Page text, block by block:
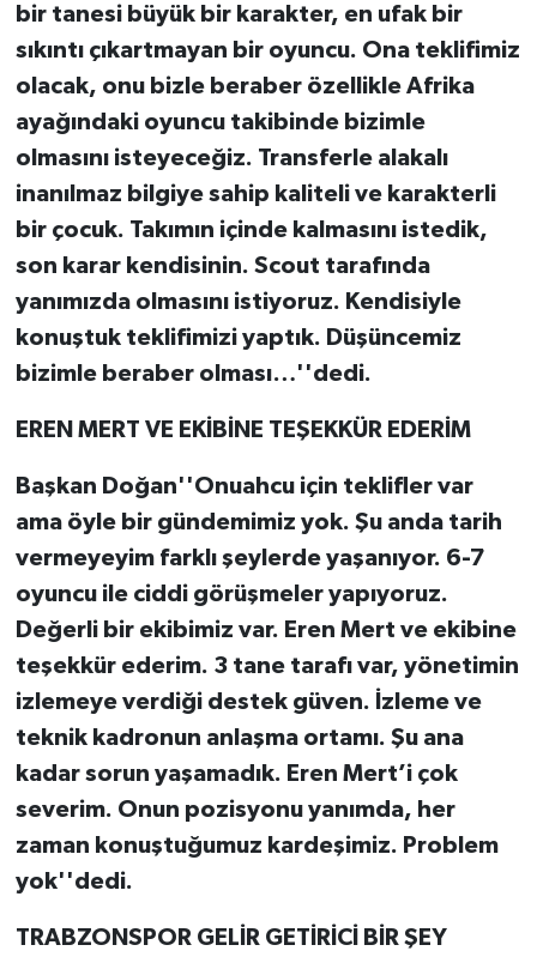
bir tanesi büyük bir karakter, en ufak bir
sıkıntı çıkartmayan bir oyuncu. Ona teklifimiz
olacak, onu bizle beraber özellikle Afrika
ayağındaki oyuncu takibinde bizimle
olmasını isteyeceğiz. Transferle alakalı
inanılmaz bilgiye sahip kaliteli ve karakterli
bir çocuk. Takımın içinde kalmasını istedik,
son karar kendisinin. Scout tarafında
yanımızda olmasını istiyoruz. Kendisiyle
konuştuk teklifimizi yaptık. Düşüncemiz
bizimle beraber olması…''dedi.
EREN MERT VE EKİBİNE TEŞEKKÜR EDERİM
Başkan Doğan''Onuahcu için teklifler var
ama öyle bir gündemimiz yok. Şu anda tarih
vermeyeyim farklı şeylerde yaşanıyor. 6-7
oyuncu ile ciddi görüşmeler yapıyoruz.
Değerli bir ekibimiz var. Eren Mert ve ekibine
teşekkür ederim. 3 tane tarafı var, yönetimin
izlemeye verdiği destek güven. İzleme ve
teknik kadronun anlaşma ortamı. Şu ana
kadar sorun yaşamadık. Eren Mert’i çok
severim. Onun pozisyonu yanımda, her
zaman konuştuğumuz kardeşimiz. Problem
yok''dedi.
TRABZONSPOR GELİR GETİRİCİ BİR ŞEY